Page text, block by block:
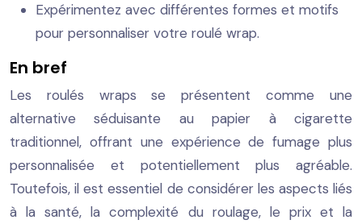
Expérimentez avec différentes formes et motifs
pour personnaliser votre roulé wrap.
En bref
Les roulés wraps se présentent comme une
alternative séduisante au papier à cigarette
traditionnel, offrant une expérience de fumage plus
personnalisée et potentiellement plus agréable.
Toutefois, il est essentiel de considérer les aspects liés
à la santé, la complexité du roulage, le prix et la